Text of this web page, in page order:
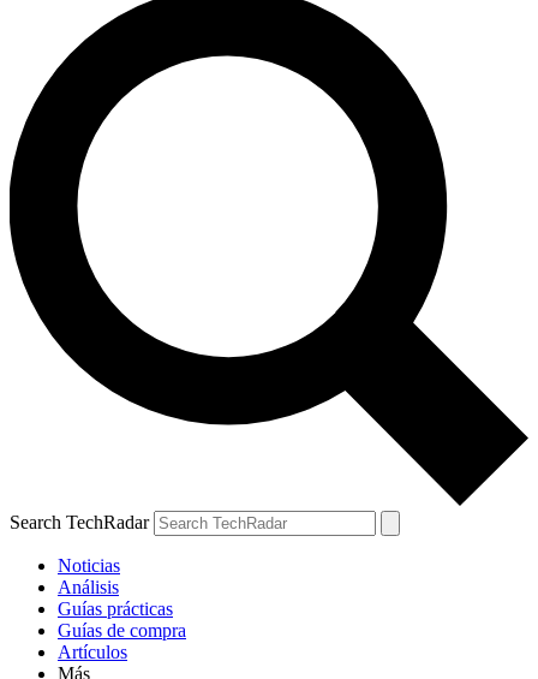
Search TechRadar
Noticias
Análisis
Guías prácticas
Guías de compra
Artículos
Más